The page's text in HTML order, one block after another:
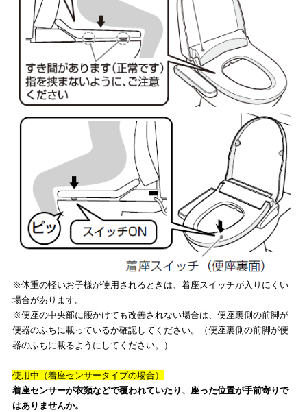
※体重の軽いお子様が使用されるときは、着座スイッチが入りにくい
場合があります。
※便座の中央部に腰かけても改善されない場合は、便座裏側の前脚が
便器のふちに載っているか確認してください。（便座裏側の前脚が便
器のふちに載るようにしてください。）
使用中（着座センサータイプの場合）
着座センサーが衣類などで覆われていたり、座った位置が手前寄りで
はありませんか。